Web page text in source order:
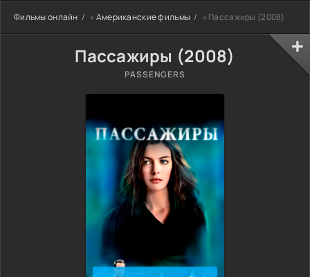
Фильмы онлайн » Американские фильмы » Пассажиры (2008)
Пассажиры (2008)
PASSENGERS